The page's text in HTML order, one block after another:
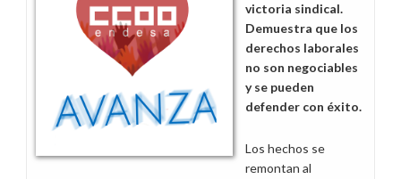
victoria sindical.
Demuestra que los
derechos laborales
no son negociables
y se pueden
defender con éxito.
Los hechos se
remontan al